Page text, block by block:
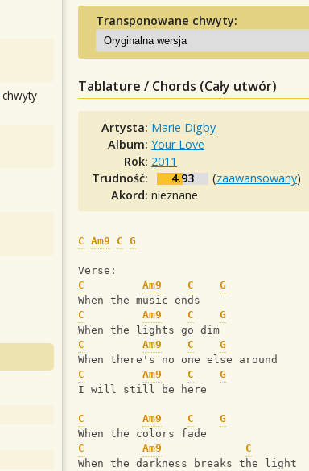
Transponowane chwyty:
Tablature / Chords (Cały utwór)
Artysta: Marie Digby
Album:Your Love
Rok: 2011
Trudność:
4.93 (zaawansowany)
Akord:nieznane
C Am9 C G
Verse:
C
Am9 C
G
When the music ends
C
Am9 C
G
When the lights go dim
C
Am9 C
G
When there's no one else around
C
Am9 C
G
I will still be here
C Am9 C
G
When the colors fade
C
Am9 C
When the darkness breaks the light
chwyty